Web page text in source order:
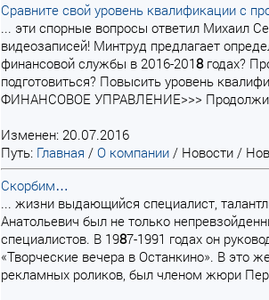
Сравните свой уровень квалификации с
... эти спорные вопросы ответил Михаил
видеозаписей! Минтруд предлагает
финансовой службы в 2016-2018годах?
подготовиться? Повысить уровень
ФИНАНСОВОЕ УПРАВЛЕНИЕ>>>
Изменен: 20.07.2016
Путь: Главная / О компании / Новости /
Скорбим…
... жизни выдающийся специалист,
Анатольевич был не только
специалистов. В 1987-1991 годах он
«Творческие вечера в Останкино». В это
рекламных роликов, был членом жюри